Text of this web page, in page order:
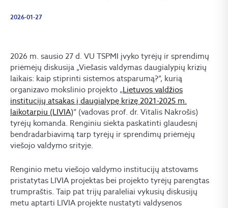
2026-01-27
2026 m. sausio 27 d. VU TSPMI įvyko tyrėjų ir sprendimų
priėmėjų diskusija „Viešasis valdymas daugialypių krizių
laikais: kaip stiprinti sistemos atsparumą?”, kurią
organizavo mokslinio projekto „Lietuvos valdžios
institucijų atsakas į daugialypę krizę 2021-2025 m.
laikotarpiu (LIVIA)” (vadovas prof. dr. Vitalis Nakrošis)
tyrėjų komanda. Renginiu siekta paskatinti glaudesnį
bendradarbiavimą tarp tyrėjų ir sprendimų priėmėjų
viešojo valdymo srityje.
Renginio metu viešojo valdymo institucijų atstovams
pristatytas LIVIA projektas bei projekto tyrėjų parengtas
trumpraštis. Taip pat trijų paraleliai vykusių diskusijų
metu aptarti LIVIA projekte nustatyti valdysenos